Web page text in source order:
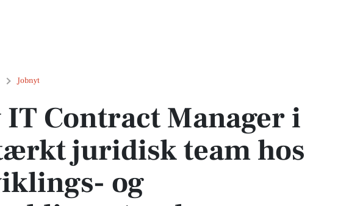
JobnytManager i et stærkt juridisk team hos Udviklings- og Forenklingsstyrelsen
Contract Manager i
juridisk team hos
og